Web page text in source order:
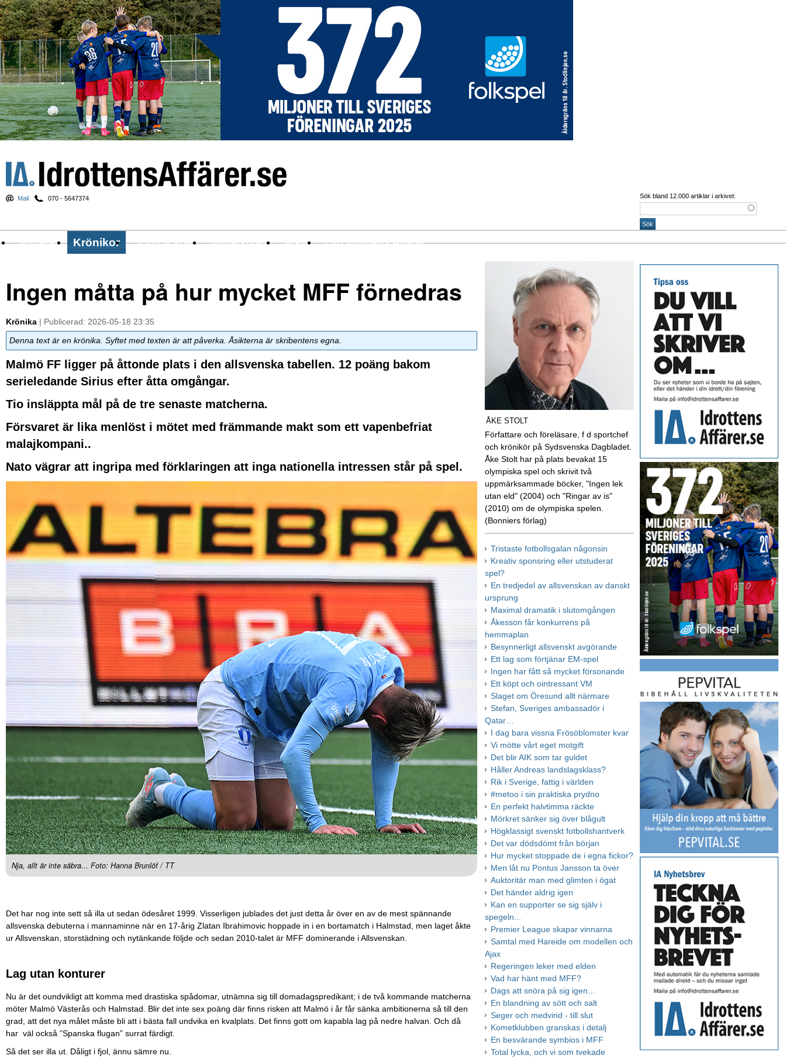
Mail 070 - 5647374 Sök bland 12.000 artiklar i arkivet:
Nyheter Krönikor Sport & spel Nyhetsbrev Arkiv Om Idrottens Affärer
Ingen måtta på hur mycket MFF förnedras
Krönika | Publicerad: 2026-05-18 23:35
Denna text är en krönika. Syftet med texten är att påverka. Åsikterna är skribentens egna.
Malmö FF ligger på åttonde plats i den allsvenska tabellen. 12 poäng bakom
serieledande Sirius efter åtta omgångar.
Tio insläppta mål på de tre senaste matcherna.
Försvaret är lika menlöst i mötet med främmande makt som ett vapenbefriat
malajkompani..
Nato vägrar att ingripa med förklaringen att inga nationella intressen står på spel.
Nja, allt är inte såbra... Foto: Hanna Brunlöf / TT
Det har nog inte sett så illa ut sedan ödesåret 1999. Visserligen jublades det just detta år över en av de mest spännande
allsvenska debuterna i mannaminne när en 17-årig Zlatan Ibrahimovic hoppade in i en bortamatch i Halmstad, men laget åkte
ur Allsvenskan, storstädning och nytänkande följde och sedan 2010-talet är MFF dominerande i Allsvenskan.
Lag utan konturer
Nu är det oundvikligt att komma med drastiska spådomar, utnämna sig till domadagspredikant; i de två kommande matcherna
möter Malmö Västerås och Halmstad. Blir det inte sex poäng där finns risken att Malmö i år får sänka ambitionerna så till den
grad, att det nya målet måste bli att i bästa fall undvika en kvalplats. Det finns gott om kapabla lag på nedre halvan. Och då
har väl också ”Spanska flugan” surrat färdigt.
Så det ser illa ut. Dåligt i fjol, ännu sämre nu.
ÅKE STOLT
Författare och föreläsare, f d sportchef
och krönikör på Sydsvenska Dagbladet.
Åke Stolt har på plats bevakat 15
olympiska spel och skrivit två
uppmärksammade böcker, "Ingen lek
utan eld" (2004) och "Ringar av is"
(2010) om de olympiska spelen.
(Bonniers förlag)
Tristaste fotbollsgalan någonsin
Kreativ sponsring eller utstuderat
spel?
En tredjedel av allsvenskan av danskt
ursprung
Maximal dramatik i slutomgången
Åkesson får konkurrens på
hemmaplan
Besynnerligt allsvenskt avgörande
Ett lag som förtjänar EM-spel
Ingen har fått så mycket försonande
Ett köpt och ointressant VM
Slaget om Öresund allt närmare
Stefan, Sveriges ambassadör i
Qatar…
I dag bara vissna Frösöblomster kvar
Vi mötte vårt eget motgift
Det blir AIK som tar guldet
Håller Andreas landslagsklass?
Rik i Sverige, fattig i världen
#metoo i sin praktiska prydno
En perfekt halvtimma räckte
Mörkret sänker sig över blågult
Högklassigt svenskt fotbollshantverk
Det var dödsdömt från början
Hur mycket stoppade de i egna fickor?
Men låt nu Pontus Jansson ta över
Auktoritär man med glimten i ögat
Det händer aldrig igen
Kan en supporter se sig själv i
spegeln...
Premier League skapar vinnarna
Samtal med Hareide om modellen och
Ajax
Regeringen leker med elden
Vad har hänt med MFF?
Dags att snöra på sig igen...
En blandning av sött och salt
Seger och medvind - till slut
Kometklubben granskas i detalj
En besvärande symbios i MFF
Total lycka, och vi som tvekade